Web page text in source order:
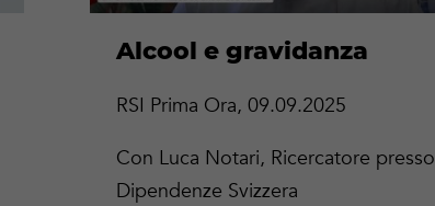
Alcool e gravidanza
RSI Prima Ora, 09.09.2025
Con Luca Notari, Ricercatore presso
Dipendenze Svizzera